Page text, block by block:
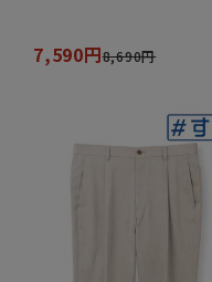
7,590円8,690円